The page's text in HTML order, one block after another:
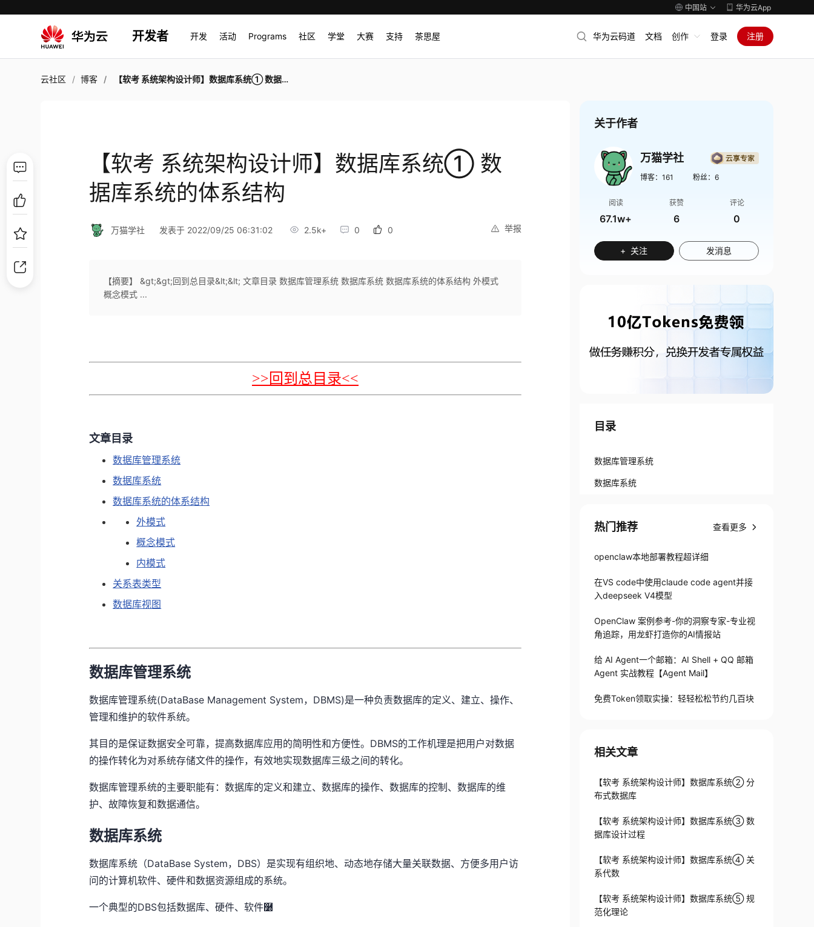
中国站 华为云App
开发者 开发 活动 Programs 社区 学堂 大赛 支持 茶思屋 华为云码道 文档 创作 登录 注册
云社区 博客 【软考 系统架构设计师】数据库系统① 数据库系统的体系结构
【软考 系统架构设计师】数据库系统① 数
据库系统的体系结构
举报
万猫学社 发表于 2022/09/25 06:31:02 2.5k+ 0 0
【摘要】 &gt;&gt;回到总目录&lt;&lt; 文章目录 数据库管理系统 数据库系统 数据库系统的体系结构 外模式
概念模式 ...
>>回到总目录<<
文章目录
数据库管理系统
数据库系统
数据库系统的体系结构
外模式
概念模式
内模式
关系表类型
数据库视图
数据库管理系统
数据库管理系统(DataBase Management System，DBMS)是一种负责数据库的定义、建立、操作、
管理和维护的软件系统。
其目的是保证数据安全可靠，提高数据库应用的简明性和方便性。DBMS的工作机理是把用户对数据
的操作转化为对系统存储文件的操作，有效地实现数据库三级之间的转化。
数据库管理系统的主要职能有：数据库的定义和建立、数据库的操作、数据库的控制、数据库的维
护、故障恢复和数据通信。
数据库系统
数据库系统（DataBase System，DBS）是实现有组织地、动态地存储大量关联数据、方便多用户访
问的计算机软件、硬件和数据资源组成的系统。
一个典型的DBS包括数据库、硬件、软件࿰
关于作者
万猫学社
博客： 161 粉丝： 6
阅读
67.1w+
获赞
6
评论
0
+ 关注 发消息
目录
数据库管理系统
数据库系统
热门推荐 查看更多
openclaw本地部署教程超详细
在VS code中使用claude code agent并接
入deepseek V4模型
OpenClaw 案例参考-你的洞察专家-专业视
角追踪，用龙虾打造你的AI情报站
给 AI Agent一个邮箱：AI Shell + QQ 邮箱
Agent 实战教程【Agent Mail】
免费Token领取实操：轻轻松松节约几百块
相关文章
【软考 系统架构设计师】数据库系统② 分
布式数据库
【软考 系统架构设计师】数据库系统③ 数
据库设计过程
【软考 系统架构设计师】数据库系统④ 关
系代数
【软考 系统架构设计师】数据库系统⑤ 规
范化理论